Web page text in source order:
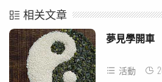
相关文章
夢見學開車
活動